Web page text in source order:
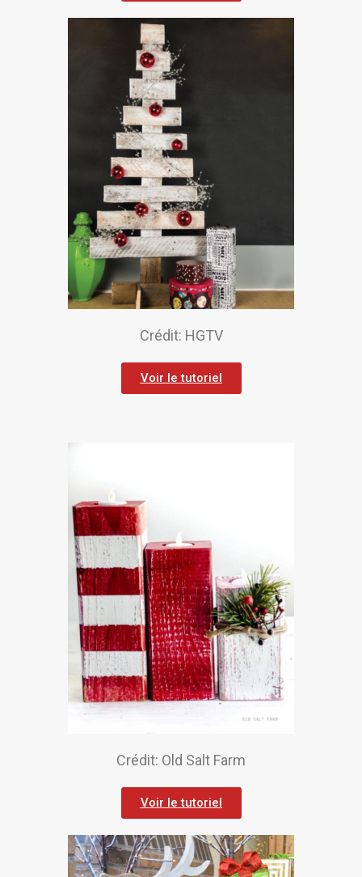
Crédit: HGTV
Voir le tutoriel
Crédit: Old Salt Farm
Voir le tutoriel